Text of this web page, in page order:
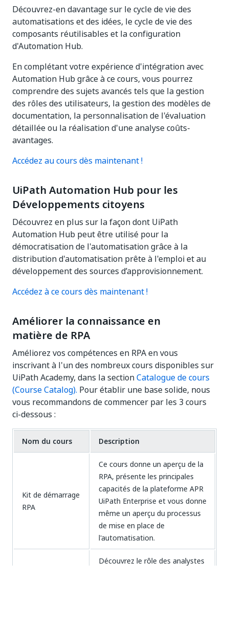
Découvrez-en davantage sur le cycle de vie des
automatisations et des idées, le cycle de vie des
composants réutilisables et la configuration
d'Automation Hub.
En complétant votre expérience d'intégration avec
Automation Hub grâce à ce cours, vous pourrez
comprendre des sujets avancés tels que la gestion
des rôles des utilisateurs, la gestion des modèles de
documentation, la personnalisation de l'évaluation
détaillée ou la réalisation d'une analyse coûts-
avantages.
Accédez au cours dès maintenant !
UiPath Automation Hub pour les
Développements citoyens
Découvrez en plus sur la façon dont UiPath
Automation Hub peut être utilisé pour la
démocratisation de l'automatisation grâce à la
distribution d'automatisation prête à l'emploi et au
développement des sources d’approvisionnement.
Accédez à ce cours dès maintenant !
Améliorer la connaissance en
matière de RPA
Améliorez vos compétences en RPA en vous
inscrivant à l'un des nombreux cours disponibles sur
UiPath Academy, dans la sectionCatalogue de cours
(Course Catalog). Pour établir une base solide, nous
vous recommandons de commencer par les 3 cours
ci-dessous :
Nom du cours Description
Kit de démarrage
RPA
Ce cours donne un aperçu de la
RPA, présente les principales
capacités de la plateforme APR
UiPath Enterprise et vous donne
même un aperçu du processus
de mise en place de
l'automatisation.
Découvrez le rôle des analystes